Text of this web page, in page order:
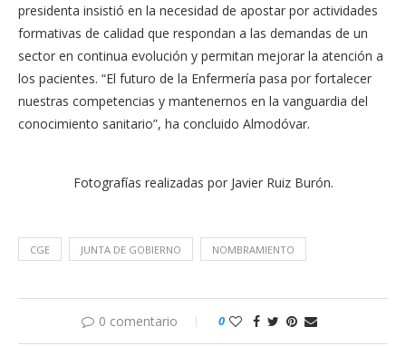
presidenta insistió en la necesidad de apostar por actividades
formativas de calidad que respondan a las demandas de un
sector en continua evolución y permitan mejorar la atención a
los pacientes. “El futuro de la Enfermería pasa por fortalecer
nuestras competencias y mantenernos en la vanguardia del
conocimiento sanitario”, ha concluido Almodóvar.
Fotografías realizadas por Javier Ruiz Burón.
CGE JUNTA DE GOBIERNO NOMBRAMIENTO
0 comentario 0